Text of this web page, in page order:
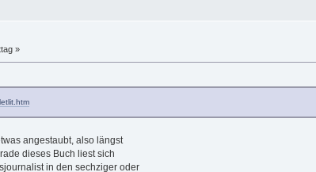
»
angestaubt, also längst
dieses Buch liest sich
in den sechziger oder